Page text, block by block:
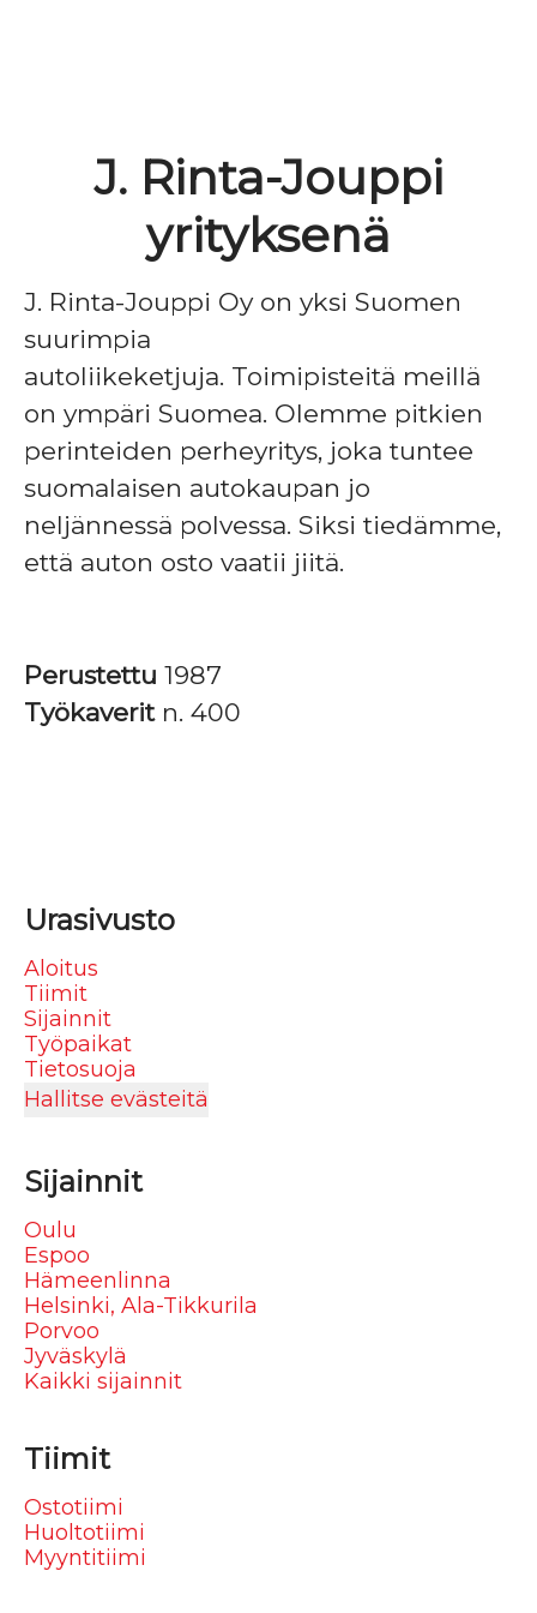
J. Rinta-Jouppi
yrityksenä
J. Rinta-Jouppi Oy on yksi Suomen
suurimpia
autoliikeketjuja. Toimipisteitä meillä
on ympäri Suomea. Olemme pitkien
perinteiden perheyritys, joka tuntee
suomalaisen autokaupan jo
neljännessä polvessa. Siksi tiedämme,
että auton osto vaatii jiitä.
Perustettu 1987
Työkaverit n. 400
Urasivusto
Aloitus
Tiimit
Sijainnit
Työpaikat
Tietosuoja
Hallitse evästeitä
Sijainnit
Oulu
Espoo
Hämeenlinna
Helsinki, Ala-Tikkurila
Porvoo
Jyväskylä
Kaikki sijainnit
Tiimit
Ostotiimi
Huoltotiimi
Myyntitiimi